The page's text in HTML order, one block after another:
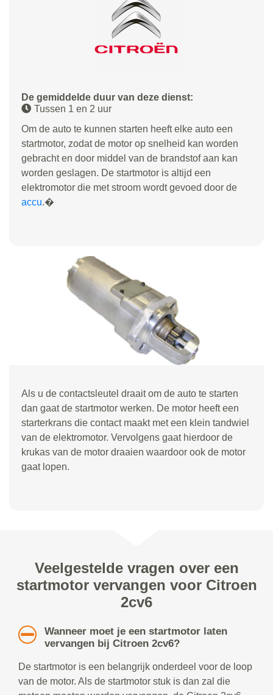
De gemiddelde duur van deze dienst:
Tussen 1 en 2 uur
Om de auto te kunnen starten heeft elke auto een
startmotor, zodat de motor op snelheid kan worden
gebracht en door middel van de brandstof aan kan
worden geslagen. De startmotor is altijd een
elektromotor die met stroom wordt gevoed door de
accu.�
Als u de contactsleutel draait om de auto te starten
dan gaat de startmotor werken. De motor heeft een
starterkrans die contact maakt met een klein tandwiel
van de elektromotor. Vervolgens gaat hierdoor de
krukas van de motor draaien waardoor ook de motor
gaat lopen.
Veelgestelde vragen over een
startmotor vervangen voor Citroen
2cv6
Wanneer moet je een startmotor laten
vervangen bij Citroen 2cv6?
De startmotor is een belangrijk onderdeel voor de loop
van de motor. Als de startmotor stuk is dan zal die